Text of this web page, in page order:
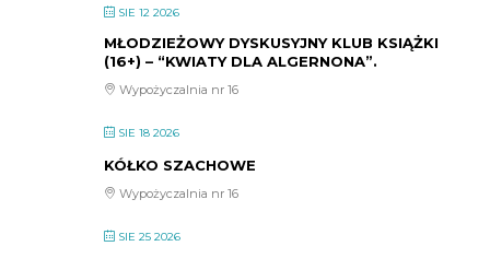
SIE 12 2026
MŁODZIEŻOWY DYSKUSYJNY KLUB KSIĄŻKI
(16+) – “KWIATY DLA ALGERNONA”.
Wypożyczalnia nr 16
SIE 18 2026
KÓŁKO SZACHOWE
Wypożyczalnia nr 16
SIE 25 2026